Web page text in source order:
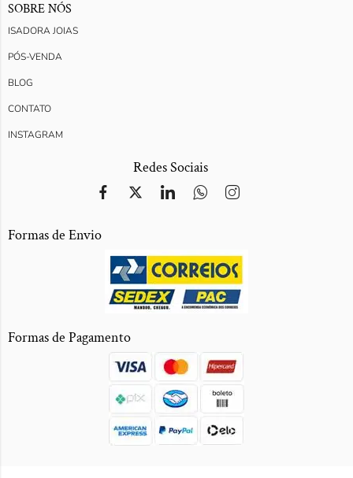
SOBRE NÓS
ISADORA JOIAS
PÓS-VENDA
BLOG
CONTATO
INSTAGRAM
Redes Sociais
Formas de Envio
Formas de Pagamento